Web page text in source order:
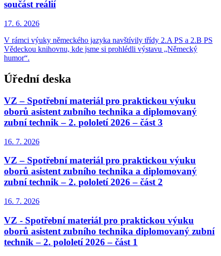
součást reálií
17. 6. 2026
V rámci výuky německého jazyka navštívily třídy 2.A PS a 2.B PS
Vědeckou knihovnu, kde jsme si prohlédli výstavu „Německý
humor“.
Úřední deska
VZ – Spotřební materiál pro praktickou výuku
oborů asistent zubního technika a diplomovaný
zubní technik – 2. pololetí 2026 – část 3
16. 7. 2026
VZ – Spotřební materiál pro praktickou výuku
oborů asistent zubního technika a diplomovaný
zubní technik – 2. pololetí 2026 – část 2
16. 7. 2026
VZ - Spotřební materiál pro praktickou výuku
oborů asistent zubního technika diplomovaný zubní
technik – 2. pololetí 2026 – část 1